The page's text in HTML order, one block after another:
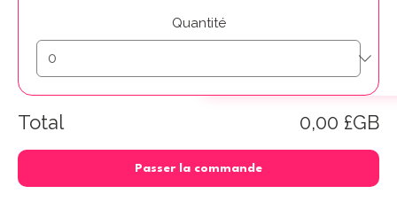
Quantité
Total 0,00 £GB
Passer la commande